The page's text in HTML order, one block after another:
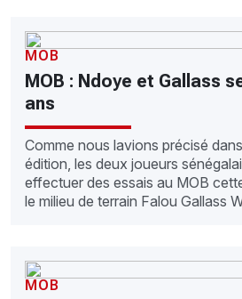
MOB
MOB : Ndoye et Gallass
ans
Comme nous lavions précisé
édition, les deux joueurs
effectuer des essais au MOB
le milieu de terrain Falou Gallass
MOB